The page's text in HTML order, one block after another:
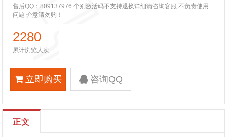
售后QQ：809137976 个别激活码不支持退换详细请咨询客服 不负责使用
问题 介意请勿购！
2280
累计浏览人次
立即购买 咨询QQ
正文